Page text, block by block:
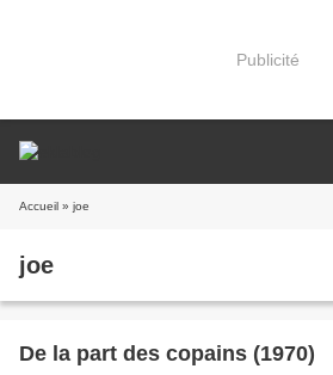
Publicité
Accueil » joe
joe
De la part des copains (1970)